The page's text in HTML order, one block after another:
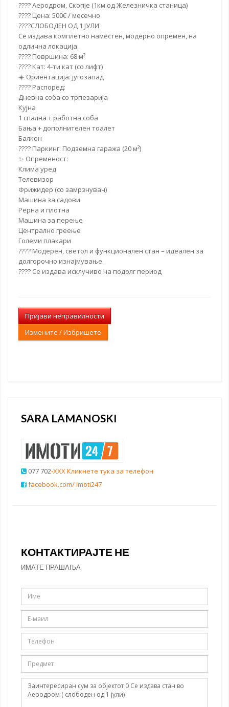
???? Аеродром, Скопје (1км од Железничка станица)
???? Цена: 500€ / месечно
????СЛОБОДЕН ОД 1 ЈУЛИ
Се издава комплетно наместен, модерно опремен, на
одлична локација.
???? Површина: 68 м²
???? Кат: 4-ти кат (со лифт)
☀️ Ориентација: југозапад
????️ Распоред:
Дневна соба со трпезарија
Кујна
1 спална + работна соба
Бања + дополнителен тоалет
Балкон
???? Паркинг: Подземна гаража (20 м²)
✨ Опременост:
Клима уред
Телевизор
Фрижидер (со замрзнувач)
Машина за садови
Рерна и плотна
Машина за перење
Централно греење
Големи плакари
???? Модерен, светол и функционален стан – идеален за
долгорочно изнајмување.
???? Се издава исклучиво на подолг период
Пријави неправилности
Измените / Избришете
SARA LAMANOSKI
077 702-XXX Кликнете тука за телефон
facebook.com/ imoti247
КОНТАКТИРАЈТЕ НЕ
ИМАТЕ ПРАШАЊА